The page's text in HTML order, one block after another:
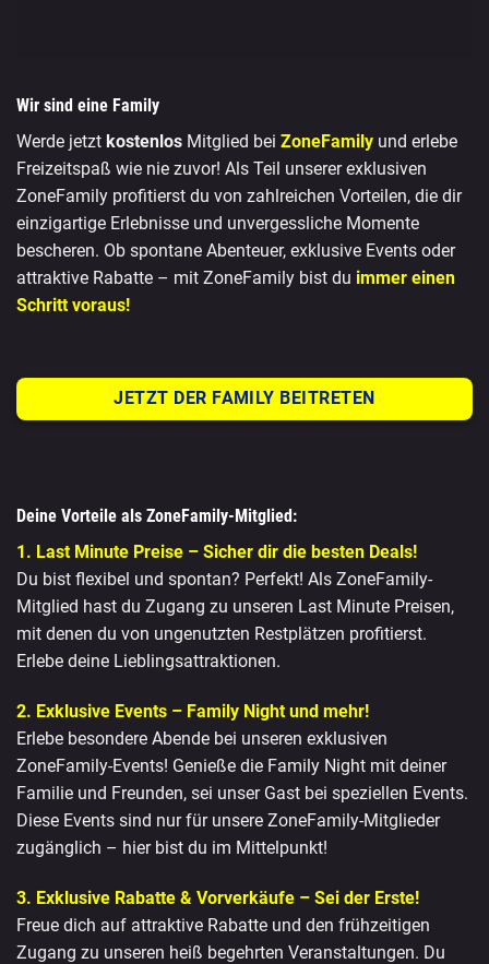
Wir sind eine Family
Werde jetzt kostenlos Mitglied bei ZoneFamily und erlebe
Freizeitspaß wie nie zuvor! Als Teil unserer exklusiven
ZoneFamily profitierst du von zahlreichen Vorteilen, die dir
einzigartige Erlebnisse und unvergessliche Momente
bescheren. Ob spontane Abenteuer, exklusive Events oder
attraktive Rabatte – mit ZoneFamily bist du immer einen
Schritt voraus!
JETZT DER FAMILY BEITRETEN
Deine Vorteile als ZoneFamily-Mitglied:
1. Last Minute Preise – Sicher dir die besten Deals!
Du bist flexibel und spontan? Perfekt! Als ZoneFamily-
Mitglied hast du Zugang zu unseren Last Minute Preisen,
mit denen du von ungenutzten Restplätzen profitierst.
Erlebe deine Lieblingsattraktionen.
2. Exklusive Events – Family Night und mehr!
Erlebe besondere Abende bei unseren exklusiven
ZoneFamily-Events! Genieße die Family Night mit deiner
Familie und Freunden, sei unser Gast bei speziellen Events.
Diese Events sind nur für unsere ZoneFamily-Mitglieder
zugänglich – hier bist du im Mittelpunkt!
3. Exklusive Rabatte & Vorverkäufe – Sei der Erste!
Freue dich auf attraktive Rabatte und den frühzeitigen
Zugang zu unseren heiß begehrten Veranstaltungen. Du